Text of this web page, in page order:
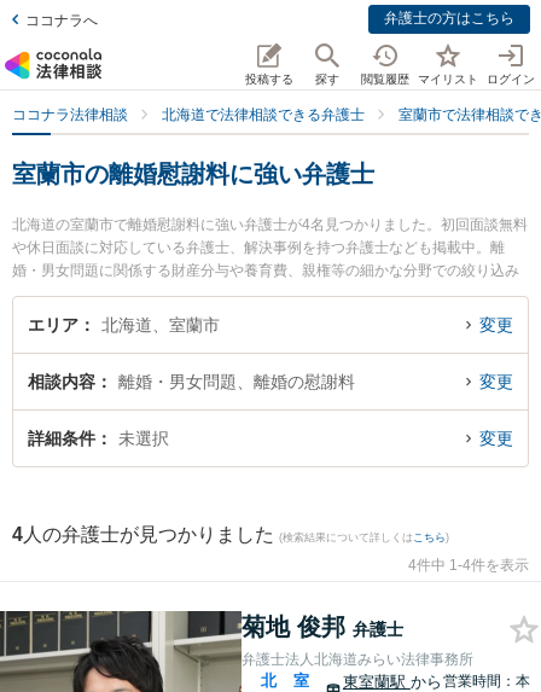
ココナラへ 弁護士の方はこちら
投稿する 探す 閲覧履歴 マイリスト ログイン
ココナラ法律相談 北海道で法律相談できる弁護士 室蘭市で法律相談で
室蘭市の離婚慰謝料に強い弁護士
北海道の室蘭市で離婚慰謝料に強い弁護士が4名見つかりました。初回面談無料
や休日面談に対応している弁護士、解決事例を持つ弁護士なども掲載中。離
婚・男女問題に関係する財産分与や養育費、親権等の細かな分野での絞り込み
検索もでき便利です。特に弁護士法人北海道みらい法律事務所の菊地 俊邦弁護
士や池田翔一法律事務所の池田 翔一弁護士、弁護士法人北海道みらい法律事務
士に相談したい』『離婚慰謝料のトラブル解決の実績豊富な近くの弁護士を検
索したい』『初回相談無料で離婚慰謝料を法律相談できる室蘭市内の弁護士に
相談予約したい』などでお困りの相談者さんにおすすめです。
エリア 北海道、室蘭市 変更
相談内容 離婚・男女問題、離婚の慰謝料 変更
詳細条件 未選択 変更
4 人の弁護士が見つかりました (検索結果について詳しくは こちら)
4件中 1-4件を表示
菊地 俊邦 弁護士
弁護士法人北海道みらい法律事務所
北
室
東室蘭駅 から 営業時間：本